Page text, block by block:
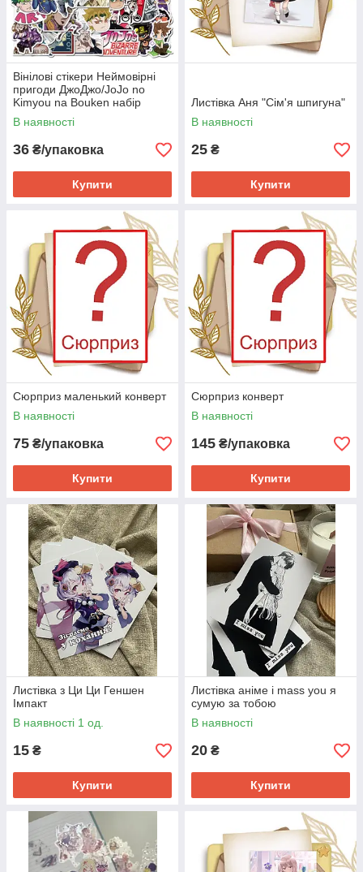
Вінілові стікери Неймовірні
пригоди ДжоДжо/JoJo no
Kimyou na Bouken набір
В наявності
36 ₴/упаковка
Купити
Листівка Аня "Сім'я шпигуна"
В наявності
25 ₴
Купити
Сюрприз маленький конверт
В наявності
75 ₴/упаковка
Купити
Сюрприз конверт
В наявності
145 ₴/упаковка
Купити
Листівка з Ци Ци Геншен
Імпакт
В наявності 1 од.
15 ₴
Купити
Листівка аніме i mass you я
сумую за тобою
В наявності
20 ₴
Купити